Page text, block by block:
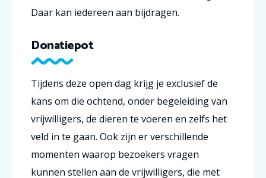
Daar kan iedereen aan bijdragen.
Donatiepot
Tijdens deze open dag krijg je exclusief de
kans om die ochtend, onder begeleiding van
vrijwilligers, de dieren te voeren en zelfs het
veld in te gaan. Ook zijn er verschillende
momenten waarop bezoekers vragen
kunnen stellen aan de vrijwilligers, die met